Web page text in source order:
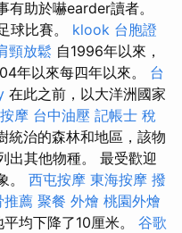
有助於嚇earder讀者。
球比賽。 klook 台胞證
頸放鬆 自1996年以來，
年以來每四年以來。 台
在此之前，以大洋洲國家
摩 台中油壓 記帳士 稅
統治的森林和地區，該物
出其他物種。 最受歡迎
。 西屯按摩 東海按摩 撥
推薦 聚餐 外燴 桃園外燴
均下降了10厘米。 谷歌